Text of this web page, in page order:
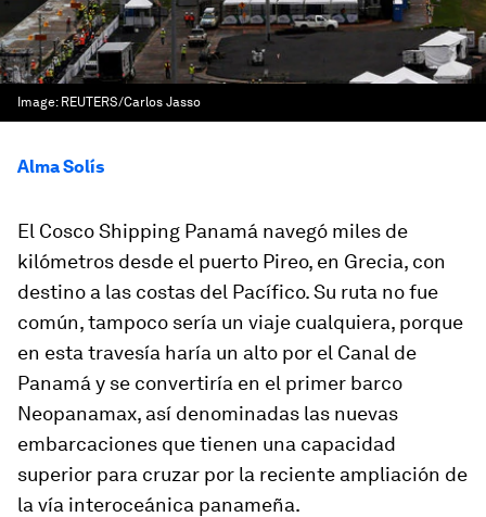
Image: REUTERS/Carlos Jasso
Alma Solís
El Cosco Shipping Panamá navegó miles de
kilómetros desde el puerto Pireo, en Grecia, con
destino a las costas del Pacífico. Su ruta no fue
común, tampoco sería un viaje cualquiera, porque
en esta travesía haría un alto por el Canal de
Panamá y se convertiría en el primer barco
Neopanamax, así denominadas las nuevas
embarcaciones que tienen una capacidad
superior para cruzar por la reciente ampliación de
la vía interoceánica panameña.